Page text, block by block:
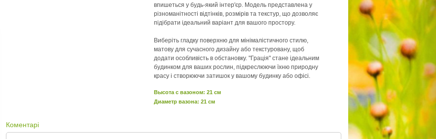
впишеться у будь-який інтер'єр. Модель представлена у
різноманітності відтінків, розмірів та текстур, що дозволяє
підібрати ідеальний варіант для вашого простору.
Виберіть гладку поверхню для мінімалістичного стилю,
матову для сучасного дизайну або текстуровану, щоб
додати особливість в обстановку. "Грація" стане ідеальним
будинком для ваших рослин, підкреслюючи їхню природну
красу і створюючи затишок у вашому будинку або офісі.
Высота c вазоном: 21 см
Диаметр вазона: 21 см
Коментарі